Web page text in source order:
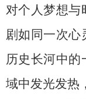
对个人梦想与
剧如同一次心
历史长河中的
域中发光发热